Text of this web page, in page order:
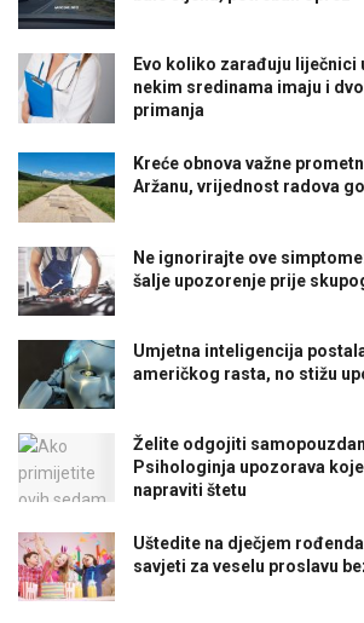
Evo koliko zarađuju liječnici
nekim sredinama imaju i
primanja
Kreće obnova važne
Aržanu, vrijednost radova
Ne ignorirajte ove
šalje upozorenje prije
Umjetna inteligencija
američkog rasta, no stižu
Želite odgojiti
Psihologinja upozorava
napraviti štetu
Uštedite na dječjem
savjeti za veselu proslavu